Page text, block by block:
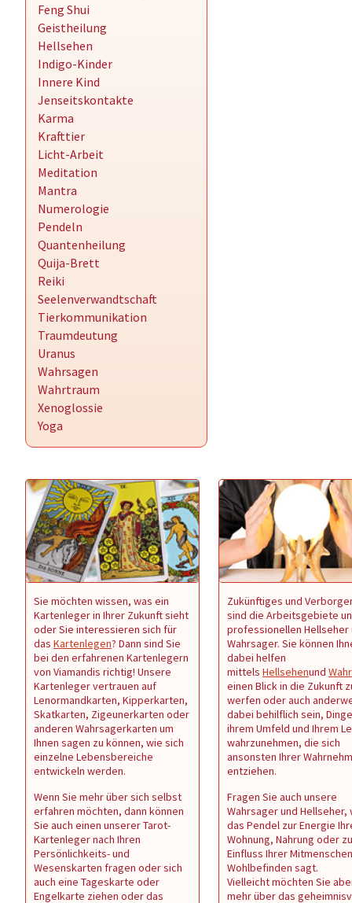
Feng Shui
Geistheilung
Hellsehen
Indigo-Kinder
Innere Kind
Jenseitskontakte
Karma
Krafttier
Licht-Arbeit
Meditation
Mantra
Numerologie
Pendeln
Quantenheilung
Quija-Brett
Reiki
Seelenverwandtschaft
Tierkommunikation
Traumdeutung
Uranus
Wahrsagen
Wahrtraum
Xenoglossie
Yoga
Sie möchten wissen, was ein
Kartenleger in Ihrer Zukunft sieht
oder Sie interessieren sich für
das Kartenlegen? Dann sind Sie
bei den erfahrenen Kartenlegern
von Viamandis richtig! Unsere
Kartenleger vertrauen auf
Lenormandkarten, Kipperkarten,
Skatkarten, Zigeunerkarten oder
anderen Wahrsagerkarten um
Ihnen sagen zu können, wie sich
einzelne Lebensbereiche
entwickeln werden.
Wenn Sie mehr über sich selbst
erfahren möchten, dann können
Sie auch einen unserer Tarot-
Kartenleger nach Ihren
Persönlichkeits- und
Wesenskarten fragen oder sich
auch eine Tageskarte oder
Engelkarte ziehen oder das
Zukünftiges und
sind die Arbeitsgebiete
professionellen Hellseher
Wahrsager. Sie können
dabei helfen
mittels Hellsehenund
einen Blick in die Zukunft
werfen oder auch
dabei behilflich sein,
ihrem Umfeld und Ihrem
wahrzunehmen, die sich
ansonsten Ihrer
entziehen.
Fragen Sie auch unsere
Wahrsager und Hellseher,
das Pendel zur Energie
Wohnung, Nahrung oder
Einfluss Ihrer
Wohlbefinden sagt.
Vielleicht möchten Sie
mehr über das